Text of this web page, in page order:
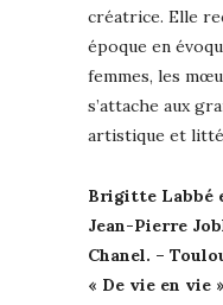
créatrice. Elle
époque en
femmes, les
s’attache aux
artistique et
Brigitte Labbé
Jean-Pierre
Chanel. –
« De vie en vie